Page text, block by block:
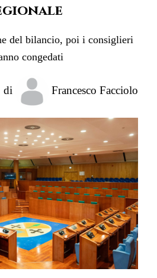
del bilancio, poi i consiglieri
congedati
di Francesco Facciolo